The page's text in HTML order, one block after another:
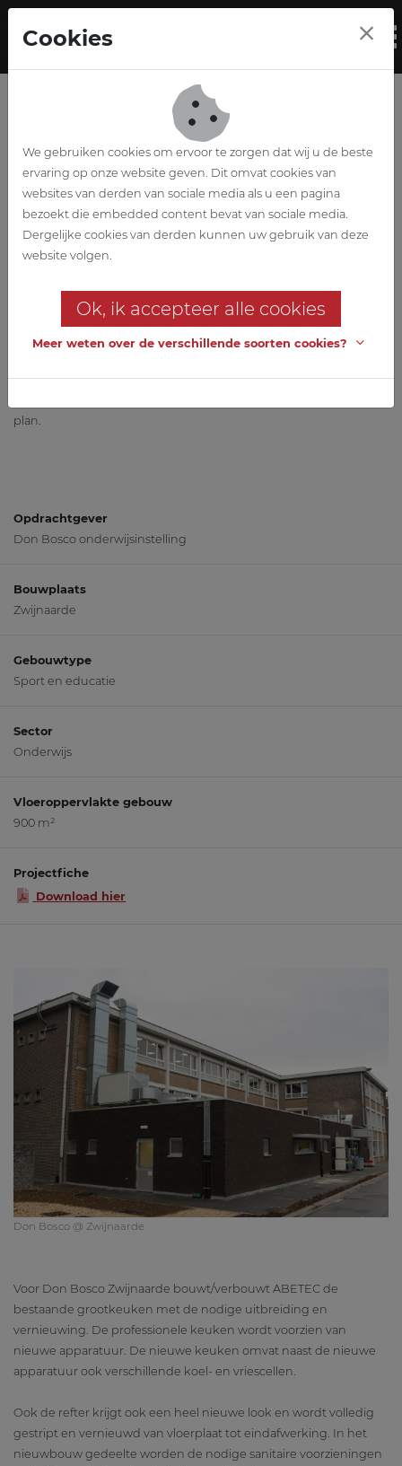
Skip to main content
Don Bosco
Zwijnaarde
Nieuwbouw en verbouwing
keuken
De Don Bosco school te Zwijnaarde had nood aan een nieuwe
plan.
Opdrachtgever
Don Bosco onderwijsinstelling
Bouwplaats
Zwijnaarde
Gebouwtype
Sport en educatie
Sector
Onderwijs
Vloeroppervlakte gebouw
900 m²
Projectfiche
Download hier
Don Bosco @ Zwijnaarde
Voor Don Bosco Zwijnaarde bouwt/verbouwt ABETEC de
bestaande grootkeuken met de nodige uitbreiding en
vernieuwing. De professionele keuken wordt voorzien van
nieuwe apparatuur. De nieuwe keuken omvat naast de nieuwe
apparatuur ook verschillende koel- en vriescellen.
Ook de refter krijgt ook een heel nieuwe look en wordt volledig
gestript en vernieuwd van vloerplaat tot eindafwerking. In het
nieuwbouw gedeelte worden de nodige sanitaire voorzieningen
Cookies
We gebruiken cookies om ervoor te zorgen dat wij u de beste
ervaring op onze website geven. Dit omvat cookies van
websites van derden van sociale media als u een pagina
bezoekt die embedded content bevat van sociale media.
Dergelijke cookies van derden kunnen uw gebruik van deze
website volgen.
Ok, ik accepteer alle cookies
Meer weten over de verschillende soorten cookies?